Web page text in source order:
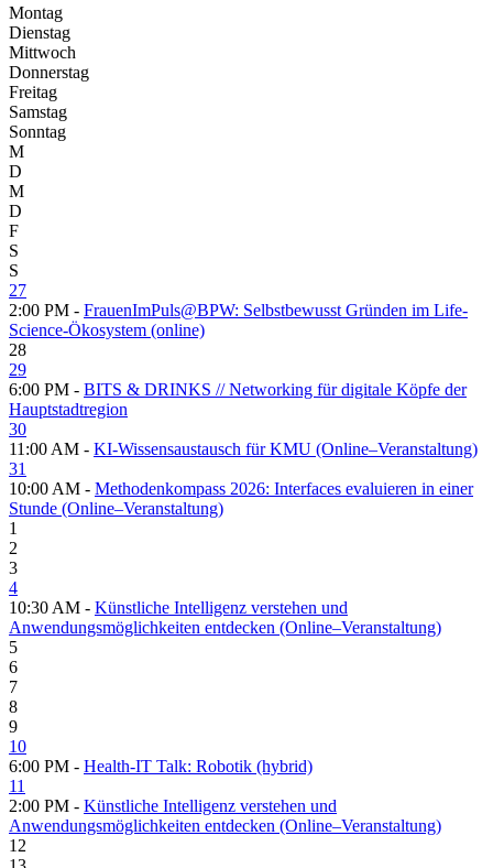
Montag
Dienstag
Mittwoch
Donnerstag
Freitag
Samstag
Sonntag
M
D
M
D
F
S
S
27
2:00 PM - FrauenImPuls@BPW: Selbstbewusst Gründen im Life-
Science-Ökosystem (online)
28
29
6:00 PM - BITS & DRINKS // Networking für digitale Köpfe der
Hauptstadtregion
30
11:00 AM - KI-Wissensaustausch für KMU (Online–Veranstaltung)
31
10:00 AM - Methodenkompass 2026: Interfaces evaluieren in einer
Stunde (Online–Veranstaltung)
1
2
3
4
10:30 AM - Künstliche Intelligenz verstehen und
Anwendungsmöglichkeiten entdecken (Online–Veranstaltung)
5
6
7
8
9
10
6:00 PM - Health-IT Talk: Robotik (hybrid)
11
2:00 PM - Künstliche Intelligenz verstehen und
Anwendungsmöglichkeiten entdecken (Online–Veranstaltung)
12